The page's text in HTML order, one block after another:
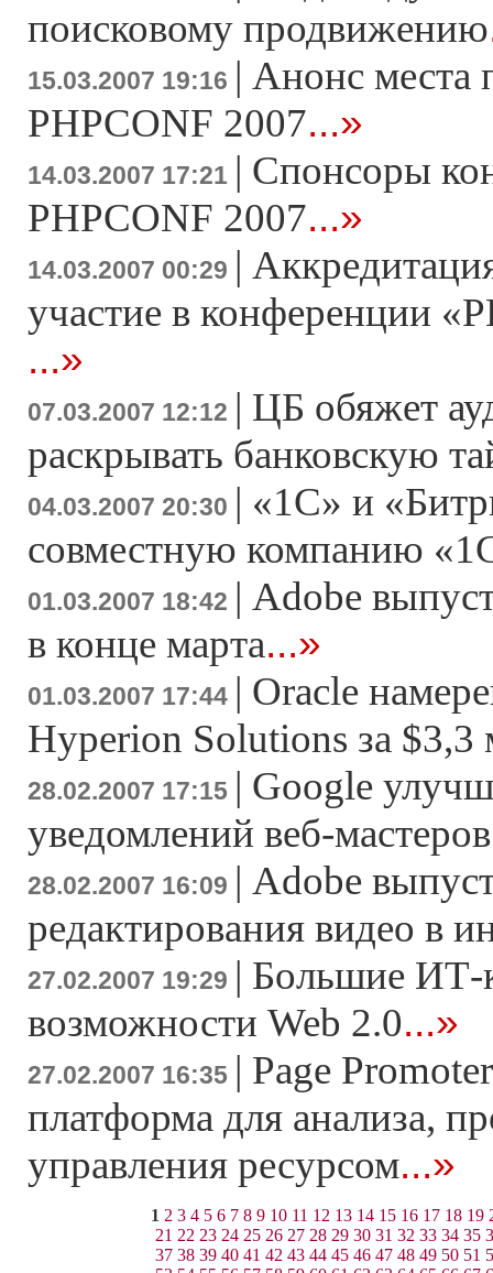
поисковому продвижению
15.03.2007 19:16 | Анонс места
PHPCONF 2007...»
14.03.2007 17:21 | Спонсоры
PHPCONF 2007...»
14.03.2007 00:29 |
участие в конференции
...»
07.03.2007 12:12 | ЦБ обяжет
раскрывать банковскую
04.03.2007 20:30 | «1С» и
совместную компанию
01.03.2007 18:42 | Adobe
в конце марта...»
01.03.2007 17:44 | Oracle
Hyperion Solutions за
28.02.2007 17:15 | Google
уведомлений веб-мастеров
28.02.2007 16:09 | Adobe
редактирования видео в
27.02.2007 19:29 | Большие ИТ-
возможности Web 2.0...»
27.02.2007 16:35 | Page
платформа для анализа,
управления ресурсом...»
1 2 3 4 5 6 7 8 9 10 11 12 13 14 15 16 17 18 19
21 22 23 24 25 26 27 28 29 30 31 32 33 34 35
37 38 39 40 41 42 43 44 45 46 47 48 49 50 51